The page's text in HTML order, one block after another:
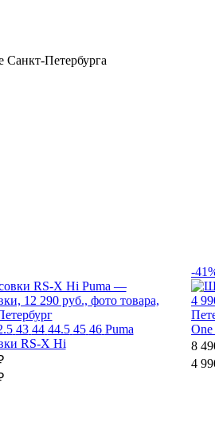
Петербурга
43 44 44.5 45 46 Puma
RS-X Hi
-
One
8
4